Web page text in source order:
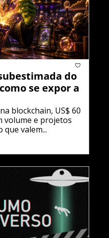
do
se expor a
blockchain, US$ 60
volume e projetos
valem...